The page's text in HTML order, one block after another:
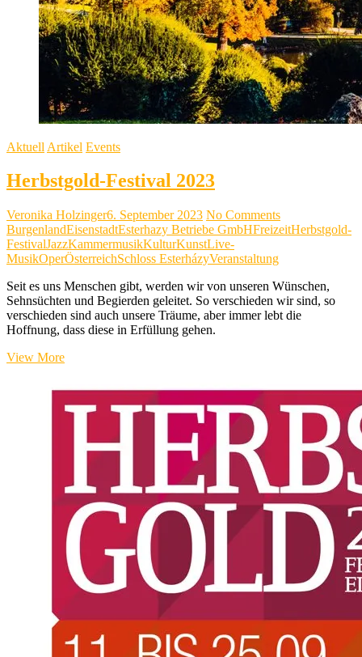
Aktuell Artikel Events
Herbstgold-Festival 2023
Veronika Holzinger6. September 2023 No Comments
BurgenlandEisenstadtEsterhazy Betriebe GmbHFreizeitHerbstgold-
FestivalJazzKammermusikKulturKunstLive-
MusikOperÖsterreichSchloss EsterházyVeranstaltung
Seit es uns Menschen gibt, werden wir von unseren Wünschen,
Sehnsüchten und Begierden geleitet. So verschieden wir sind, so
verschieden sind auch unsere Träume, aber immer lebt die
Hoffnung, dass diese in Erfüllung gehen.
View MoreHerbstgold-